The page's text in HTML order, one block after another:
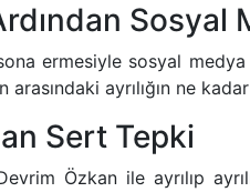
Ardından
ermesiyle sosyal
arasındaki ayrılığın ne
Sert Tepki
Özkan ile ayrılıp